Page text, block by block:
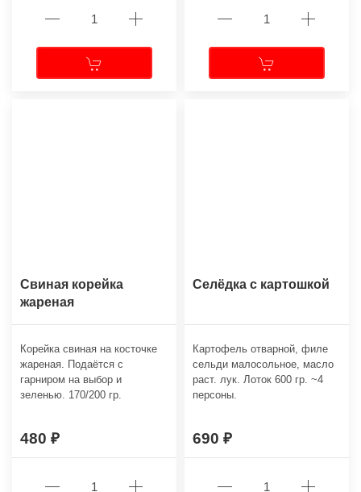
Свиная корейка
жареная
Корейка свиная на косточке
жареная. Подаётся с
гарниром на выбор и
зеленью. 170/200 гр.
480
Селёдка с картошкой
Картофель отварной, филе
сельди малосольное, масло
раст. лук. Лоток 600 гр. ~4
персоны.
690